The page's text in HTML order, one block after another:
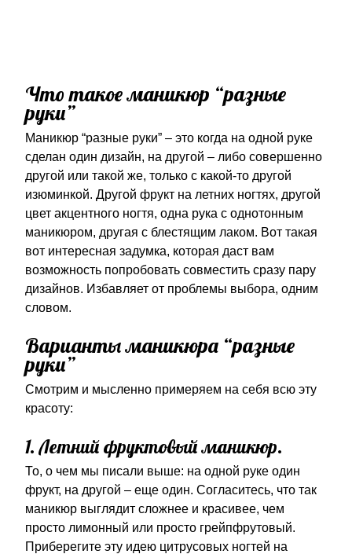
Что такое маникюр “разные
руки”
Маникюр “разные руки” – это когда на одной руке
сделан один дизайн, на другой – либо совершенно
другой или такой же, только с какой-то другой
изюминкой. Другой фрукт на летних ногтях, другой
цвет акцентного ногтя, одна рука с однотонным
маникюром, другая с блестящим лаком. Вот такая
вот интересная задумка, которая даст вам
возможность попробовать совместить сразу пару
дизайнов. Избавляет от проблемы выбора, одним
словом.
Варианты маникюра “разные
руки”
Смотрим и мысленно примеряем на себя всю эту
красоту:
1. Летний фруктовый маникюр.
То, о чем мы писали выше: на одной руке один
фрукт, на другой – еще один. Согласитесь, что так
маникюр выглядит сложнее и красивее, чем
просто лимонный или просто грейпфрутовый.
Приберегите эту идею цитрусовых ногтей на